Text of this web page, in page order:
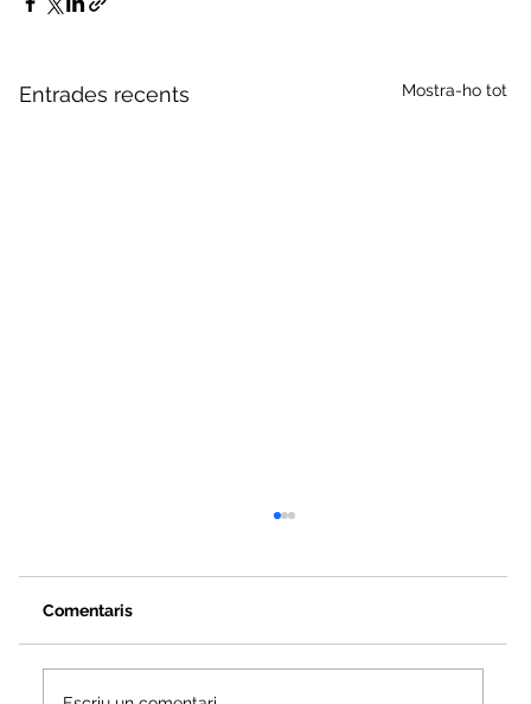
Entrades recents Mostra-ho tot
Comentaris